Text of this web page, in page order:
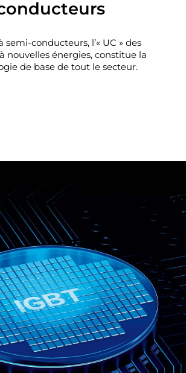
semi-conducteurs, l’« UC » des
nouvelles énergies, constitue la
de base de tout le secteur.